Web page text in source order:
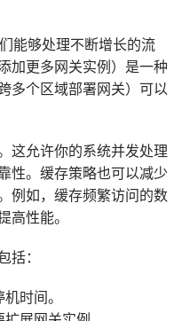
能够处理不断增长的流
加更多网关实例）是一种
多个区域部署网关）可以
这允许你的系统并发处理
性。缓存策略也可以减少
例如，缓存频繁访问的数
高性能。
括：
时间。